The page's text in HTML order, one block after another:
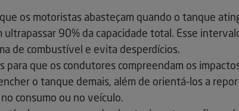
os motoristas abasteçam quando o tanque
90% da capacidade total. Esse
de combustível e evita desperdícios.
para que os condutores compreendam os
o tanque demais, além de orientá-los a
consumo ou no veículo.